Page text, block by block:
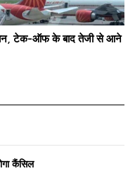
टेक-ऑफ के बाद तेजी से आने
कैंसिल